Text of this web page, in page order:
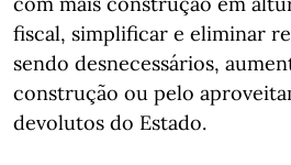
fiscal, simplificar e eliminar
sendo desnecessários,
construção ou pelo
devolutos do Estado.